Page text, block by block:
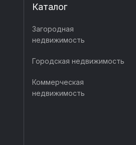
Каталог
Загородная
недвижимость
Городская недвижимость
Коммерческая
недвижимость